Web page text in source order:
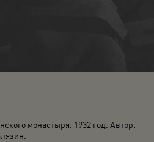
монастыря. 1932 год. Автор: